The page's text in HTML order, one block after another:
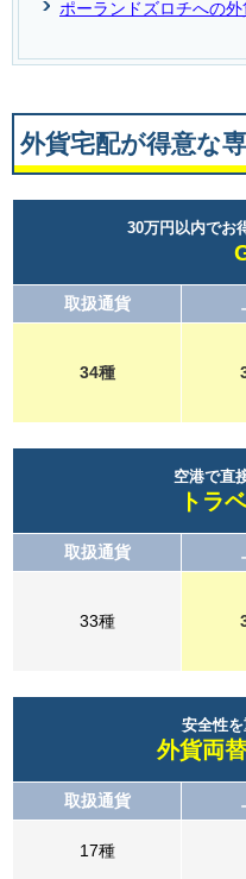
ポーランドズロチへの
外貨宅配が得意な
30万円以内でお
取扱通貨
34種
空港で直
トラ
取扱通貨
33種
安全性
外貨両
取扱通貨
17種